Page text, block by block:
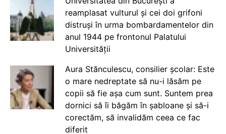
reamplasat vulturul și cei doi grifoni
distruși în urma bombardamentelor din
anul 1944 pe frontonul Palatului
Universității
Aura Stănculescu, consilier școlar: Este
o mare nedreptate să nu-i lăsăm pe
copii să fie așa cum sunt. Suntem prea
dornici să îi băgăm în șabloane și să-i
corectăm, să invalidăm ceea ce fac
diferit